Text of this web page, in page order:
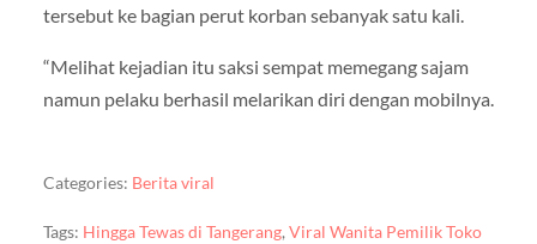
tersebut ke bagian perut korban sebanyak satu kali.
“Melihat kejadian itu saksi sempat memegang sajam
namun pelaku berhasil melarikan diri dengan mobilnya.
Categories: Berita viral
Tags: Hingga Tewas di Tangerang, Viral Wanita Pemilik Toko